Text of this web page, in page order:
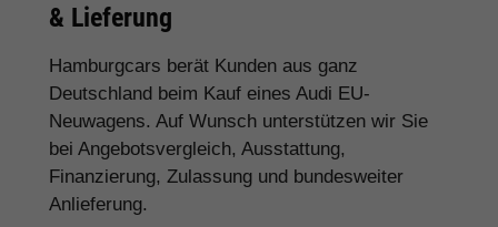
& Lieferung
Hamburgcars berät Kunden aus ganz
Deutschland beim Kauf eines Audi EU-
Neuwagens. Auf Wunsch unterstützen wir Sie
bei Angebotsvergleich, Ausstattung,
Finanzierung, Zulassung und bundesweiter
Anlieferung.